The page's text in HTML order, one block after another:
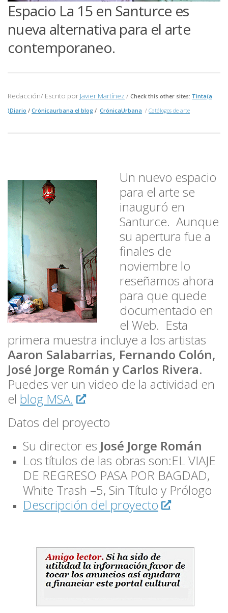
Espacio La 15 en Santurce es
nueva alternativa para el arte
contemporaneo.
Redacción/ Escrito por Javier Martínez / Check this other sites: Tinta(a
)Diario / Crónicaurbana el blog / CrónicaUrbana / Catálogos de arte
Un nuevo espacio
para el arte se
inauguró en
Santurce. Aunque
su apertura fue a
finales de
noviembre lo
reseñamos ahora
para que quede
documentado en
el Web. Esta
primera muestra incluye a los artistas
Aaron Salabarrias, Fernando Colón,
José Jorge Román y Carlos Rivera.
Puedes ver un video de la actividad en
el blog MSA.
Datos del proyecto
Su director es José Jorge Román
Los títulos de las obras son:EL VIAJE
DE REGRESO PASA POR BAGDAD,
White Trash –5, Sin Título y Prólogo
Descripción del proyecto